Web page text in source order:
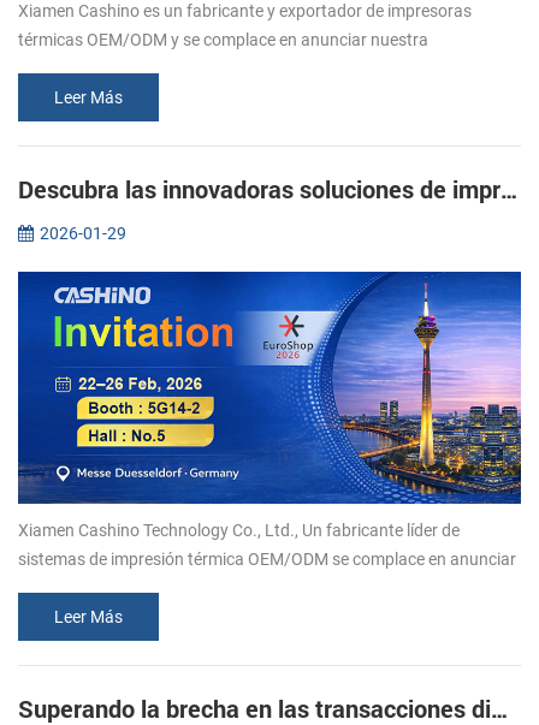
Xiamen Cashino es un fabricante y exportador de impresoras
térmicas OEM/ODM y se complace en anunciar nuestra
participación en la prestigiosa exposición Gitex 2024 en Dubai.
Como fabricante popular en...
Leer Más
Descubra las innovadoras soluciones de impresión térmica de Xiamen Cashino en EuroShop 2026.
2026-01-29
Xiamen Cashino Technology Co., Ltd., Un fabricante líder de
sistemas de impresión térmica OEM/ODM se complace en anunciar
invitamos a uni...
Leer Más
Superando la brecha en las transacciones digitales: El papel estratégico de las soluciones de impresión especializadas.